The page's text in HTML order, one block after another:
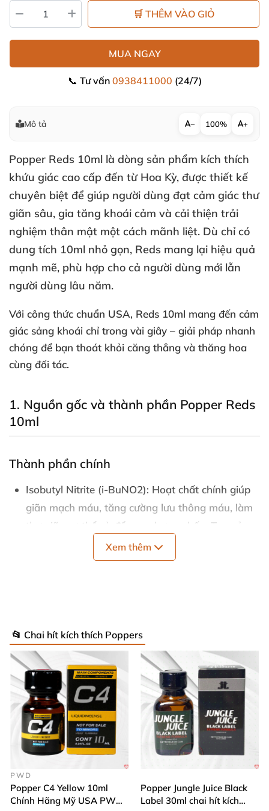
🛒 THÊM VÀO GIỎ
MUA NGAY
📞 Tư vấn 0938411000 (24/7)
Mô tả − 100% +
Popper Reds 10ml là dòng sản phẩm kích thích
khứu giác cao cấp đến từ Hoa Kỳ, được thiết kế
chuyên biệt để giúp người dùng đạt cảm giác thư
giãn sâu, gia tăng khoái cảm và cải thiện trải
nghiệm thân mật một cách mãnh liệt. Dù chỉ có
dung tích 10ml nhỏ gọn, Reds mang lại hiệu quả
mạnh mẽ, phù hợp cho cả người dùng mới lẫn
người dùng lâu năm.
Với công thức chuẩn USA, Reds 10ml mang đến cảm
giác sảng khoái chỉ trong vài giây – giải pháp nhanh
chóng để bạn thoát khỏi căng thẳng và thăng hoa
cùng đối tác.
1. Nguồn gốc và thành phần Popper Reds
10ml
Thành phần chính
Isobutyl Nitrite (i-BuNO2): Hoạt chất chính giúp
giãn mạch máu, tăng cường lưu thông máu, làm
thư giãn cơ thể
và đẩy cao hưng phấn
. Tạo cảm
, “bay bổng” tức
trong ngành sản xuất popper chính thống.
Đơn vị phân phối:Hãng REDS nổi tiếngvới công
thức ổn định, nồng độ chuẩnvà thiết kế tiện lợi.
Xem thêm
📂 Chai hít kích thích Poppers
PWD
Popper C4 Yellow 10ml
Chính Hãng Mỹ USA PWD
Popper Jungle Juice Black
Label 30ml chai hít kích